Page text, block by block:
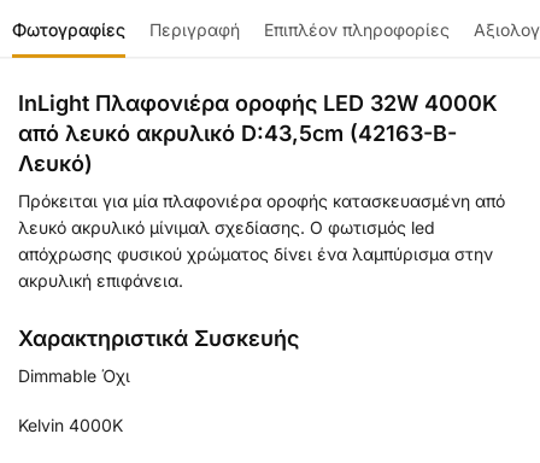
Φωτογραφίες Περιγραφή Επιπλέον πληροφορίες
InLight Πλαφονιέρα οροφής LED 32W 4000K
από λευκό ακρυλικό D:43,5cm (42163-B-
Λευκό)
Πρόκειται για μία πλαφονιέρα οροφής κατασκευασμένη από
λευκό ακρυλικό μίνιμαλ σχεδίασης. Ο φωτισμός led
απόχρωσης φυσικού χρώματος δίνει ένα λαμπύρισμα στην
ακρυλική επιφάνεια.
Χαρακτηριστικά Συσκευής
Dimmable Όχι
Kelvin 4000Κ